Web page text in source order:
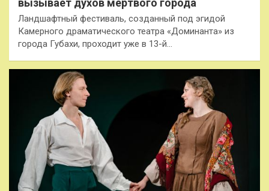
Ландшафтный фестиваль, созданный под эгидой
Камерного драматического театра «Доминанта» из
города Губахи, проходит уже в 13-й…